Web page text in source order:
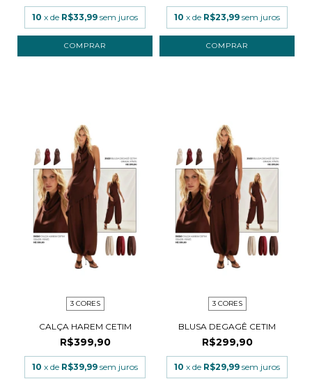
10 x de R$33,99 sem juros
COMPRAR
10 x de R$23,99 sem juros
COMPRAR
3 CORES
CALÇA HAREM CETIM
R$399,90
10 x de R$39,99 sem juros
3 CORES
BLUSA DEGAGÊ CETIM
R$299,90
10 x de R$29,99 sem juros